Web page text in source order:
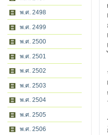
พ.ศ. 2498
พ.ศ. 2499
พ.ศ. 2500
พ.ศ. 2501
พ.ศ. 2502
พ.ศ. 2503
พ.ศ. 2504
พ.ศ. 2505
พ.ศ. 2506